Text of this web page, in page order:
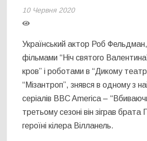
10 Червня 2020
Український актор Роб
фільмами “Ніч святого
кров” і роботами в “Дикому
“Мізантроп”, знявся в одному з
серіалів BBC America –
третьому сезоні він зіграв брата
героїні кілера Вілланель.